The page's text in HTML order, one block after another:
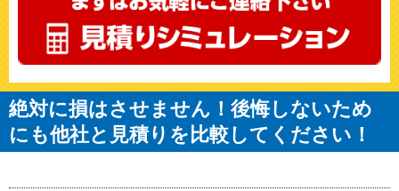
絶対に損はさせません！後悔しないため
にも他社と見積りを比較してください！